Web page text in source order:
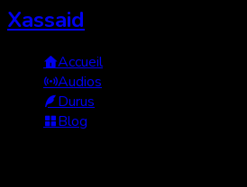
Xassaid
Accueil
Audios
Durus
Blog